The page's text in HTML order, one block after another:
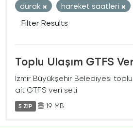
durak
hareket saatleri
Filter Results
Toplu Ulaşım GTFS
İzmir Büyükşehir Belediyesi
ait GTFS veri seti
5 ZIP 19 MB